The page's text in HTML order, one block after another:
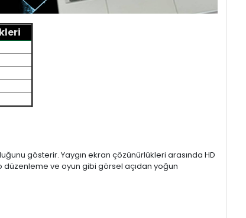
gösterir. Yaygın ekran çözünürlükleri arasında HD
düzenleme ve oyun gibi görsel açıdan yoğun